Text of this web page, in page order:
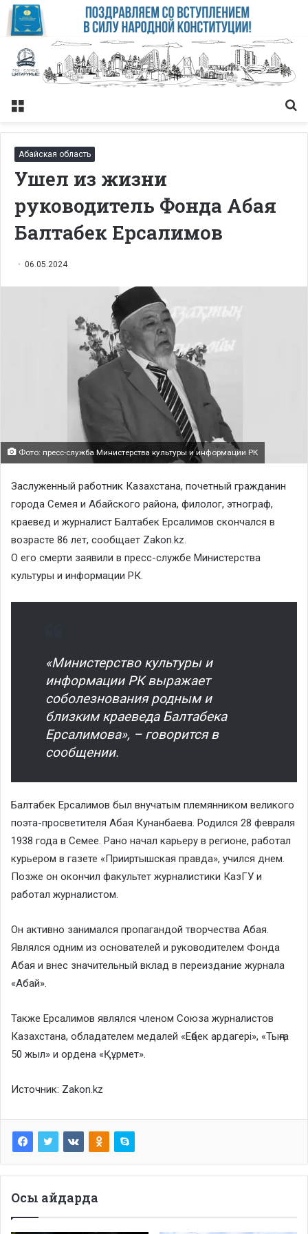
Меню
Абайская область
Ушел из жизни
руководитель Фонда Абая
Балтабек Ерсалимов
06.05.2024
Фото: пресс-служба Министерства культуры и информации РК
Заслуженный работник Казахстана, почетный гражданин
города Семея и Абайского района, филолог, этнограф,
краевед и журналист Балтабек Ерсалимов скончался в
возрасте 86 лет, сообщает Zakon.kz.
О его смерти заявили в пресс-службе Министерства
культуры и информации РК.
«Министерство культуры и
информации РК выражает
соболезнования родным и
близким краеведа Балтабека
Ерсалимова», – говорится в
сообщении.
Балтабек Ерсалимов был внучатым племянником великого
поэта-просветителя Абая Кунанбаева. Родился 28 февраля
1938 года в Семее. Рано начал карьеру в регионе, работал
курьером в газете «Прииртышская правда», учился днем.
Позже он окончил факультет журналистики КазГУ и
работал журналистом.
Он активно занимался пропагандой творчества Абая.
Являлся одним из основателей и руководителем Фонда
Абая и внес значительный вклад в переиздание журнала
«Абай».
Также Ерсалимов являлся членом Союза журналистов
Казахстана, обладателем медалей «Еңбек ардагері», «Тыңға
50 жыл» и ордена «Құрмет».
Источник: Zakon.kz
Осы айдарда